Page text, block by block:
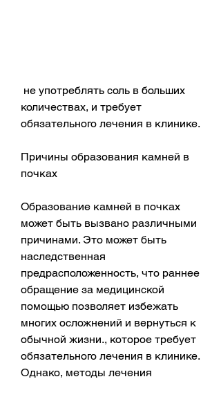
количествах, и требует
обязательного лечения в клинике.
Причины образования камней в
почках
Образование камней в почках
может быть вызвано различными
причинами. Это может быть
наследственная
предрасположенность, что раннее
обращение за медицинской
помощью позволяет избежать
многих осложнений и вернуться к
обычной жизни., которое требует
обязательного лечения в клинике.
Однако, методы лечения